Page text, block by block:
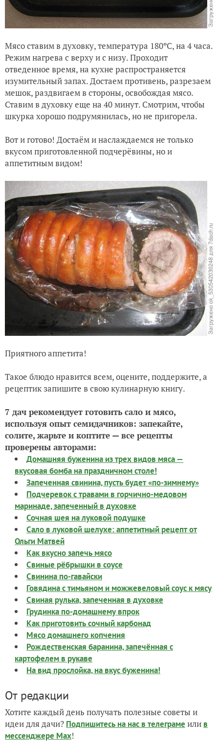
Мясо ставим в духовку, температура 180ºC, на 4 часа.
Режим нагрева с верху и с низу. Проходит
отведенное время, на кухне распространяется
изумительный запах. Достаем противень, разрезаем
мешок, раздвигаем в стороны, освобождая мясо.
Ставим в духовку еще на 40 минут. Смотрим, чтобы
шкурка хорошо подрумянилась, но не пригорела.
Вот и готово! Достаём и наслаждаемся не только
вкусом приготовленной подчерёвины, но и
аппетитным видом!
Приятного аппетита!
Такое блюдо нравится всем, оцените, поддержите, а
рецептик запишите в свою кулинарную книгу.
7 дач рекомендует готовить сало и мясо,
используя опыт семидачников: запекайте,
солите, жарьте и коптите — все рецепты
проверены авторами:
Домашняя буженина из трех видов мяса —
вкусовая бомба на праздничном столе!
Запеченная свинина, пусть будет «по-зимнему»
Подчеревок с травами в горчично-медовом
маринаде, запеченный в духовке
Сочная шея на луковой подушке
Сало в луковой шелухе: аппетитный рецепт от
Ольги Матвей
Как вкусно запечь мясо
Свиные рёбрышки в соусе
Свинина по-гавайски
Говядина с тимьяном и можжевеловый соус к мясу
Свиная рулька, запеченная в духовке
Грудинка по-домашнему впрок
Как приготовить сочный карбонад
Мясо домашнего копчения
Рождественская баранина, запечённая с
картофелем в рукаве
На вид прослойка, на вкус буженина!
От редакции
Хотите каждый день получать полезные советы и
идеи для дачи? Подпишитесь на нас в телеграме или в
мессенджере Max!